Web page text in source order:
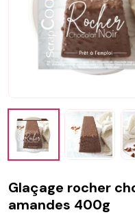
Glaçage rocher
amandes 400g